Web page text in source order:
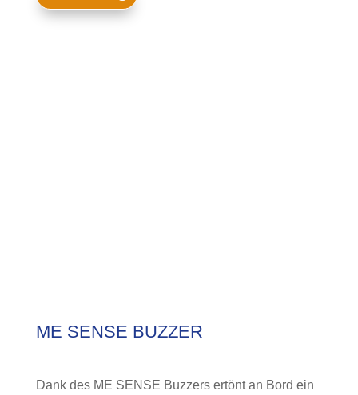
ME SENSE BUZZER
Dank des ME SENSE Buzzers ertönt an Bord ein